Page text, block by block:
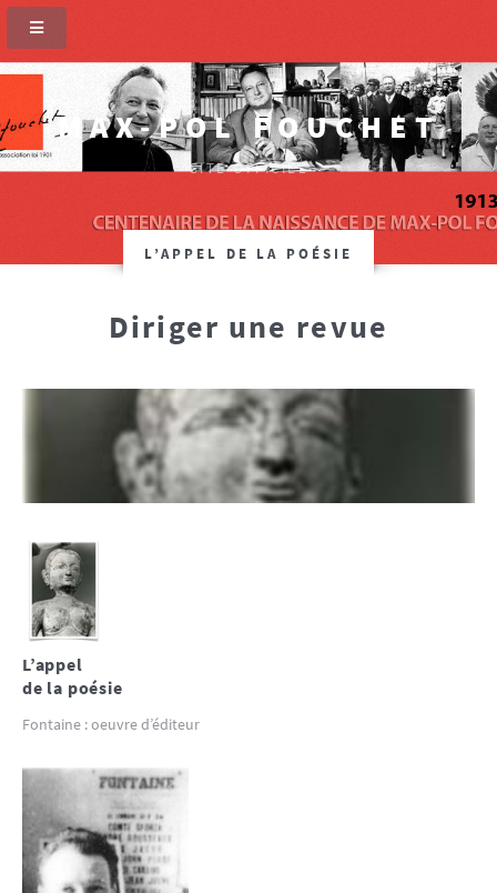
MAX-POL FOUCHET
SITE OFFICIEL
L’APPEL DE LA POÉSIE
Diriger une revue
L’appel
de la poésie
Fontaine : oeuvre d’éditeur